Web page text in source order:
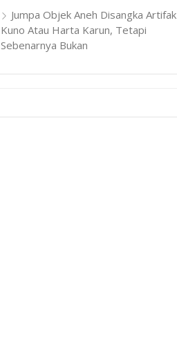
Jumpa Objek Aneh Disangka Artifak
Kuno Atau Harta Karun, Tetapi
Sebenarnya Bukan